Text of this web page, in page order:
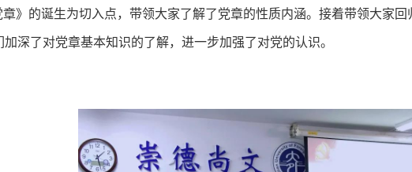
》的诞生为切入点，带领大家了解了党章的性质内涵。接着带领大家
深了对党章基本知识的了解，进一步加强了对党的认识。